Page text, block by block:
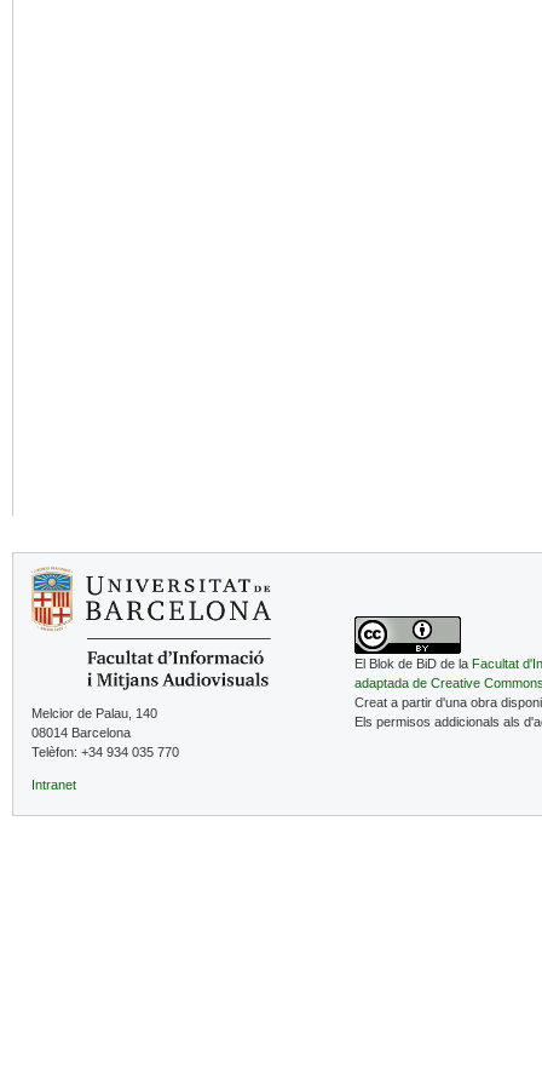
Melcior de Palau, 140
08014 Barcelona
Telèfon: +34 934 035 770
Intranet
El Blok de BiD de la Facultat
adaptada de Creative
Creat a partir d'una obra
Els permisos addicionals als